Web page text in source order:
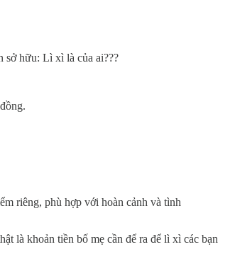
sở hữu: Lì xì là của ai???
riêng, phù hợp với hoàn cảnh và tình
là khoản tiền bố mẹ cần để ra để lì xì các bạn